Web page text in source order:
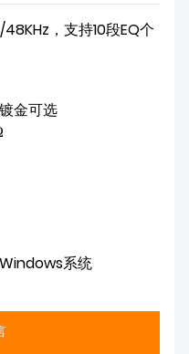
，支持10段EQ个
金可选
系统